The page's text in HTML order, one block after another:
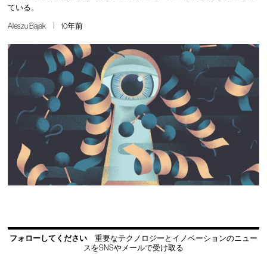
ている。
Aleszu Bajak 10年前
フォローしてください
重要なテクノロジーとイノベーションのニュー
スをSNSやメールで受け取る